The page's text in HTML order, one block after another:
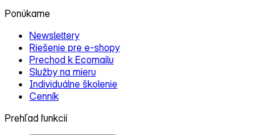
Ponúkame
Newslettery
Riešenie pre e‑shopy
Prechod k Ecomailu
Služby na mieru
Individuálne školenie
Cenník
Prehľad funkcií